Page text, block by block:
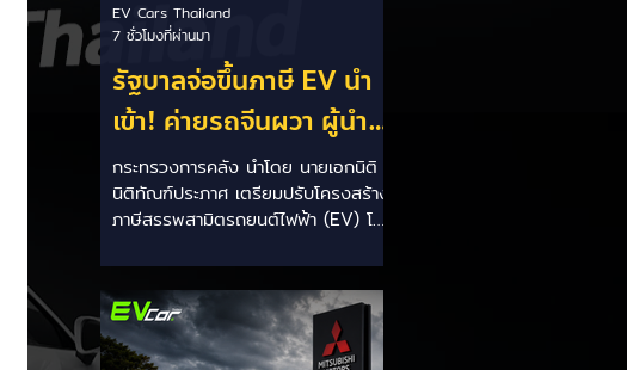
รัฐบาลจ่อขึ้นภาษี EV นำ
เข้า! ค่ายรถจีนผวา ผู้นำ
เข้ารถ EV เตือนราคารถ
ใหม่พุ่ง 30%
กระทรวงการคลัง นำโดย นายเอกนิติ
นิติทัณฑ์ประภาศ เตรียมปรับโครงสร้าง
ภาษีสรรพสามิตรถยนต์ไฟฟ้า (EV) โดย
นำเข้า (CBU) จากค่ายที่ไม่มีโรงงาน
ผลิตในไทย ขณะเดียวกันจะมอบสิทธิ
ประโยชน์ทางภาษีที่เหนือกว่าให้กับผู้
ประกอบการที่เข้ามาตั้งโรงงานผลิตและ
EV Cars Thailand
7 ชั่วโมงที่ผ่านมา